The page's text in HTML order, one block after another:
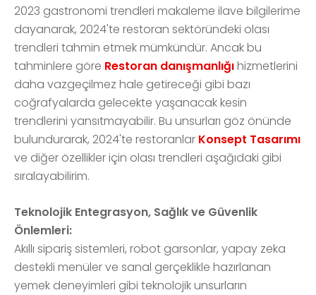
2023 gastronomi trendleri makaleme ilave bilgilerime
dayanarak, 2024'te restoran sektöründeki olası
trendleri tahmin etmek mümkündür. Ancak bu
tahminlere göre Restoran danışmanlığıhizmetlerini
daha vazgeçilmez hale getireceği gibi bazı
coğrafyalarda gelecekte yaşanacak kesin
trendlerini yansıtmayabilir. Bu unsurları göz önünde
bulundurarak, 2024'te restoranlar Konsept Tasarımı
ve diğer özellikler için olası trendleri aşağıdaki gibi
sıralayabilirim.
Teknolojik Entegrasyon, Sağlık ve Güvenlik
Önlemleri:
Akıllı sipariş sistemleri, robot garsonlar, yapay zeka
destekli menüler ve sanal gerçeklikle hazırlanan
yemek deneyimleri gibi teknolojik unsurların